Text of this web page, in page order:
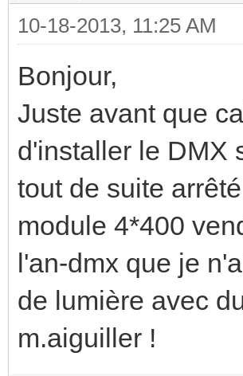
10-18-2013, 11:25 AM
Bonjour,
Juste avant que
d'installer le DMX
tout de suite
module 4*400
l'an-dmx que je
de lumière avec
m.aiguiller !